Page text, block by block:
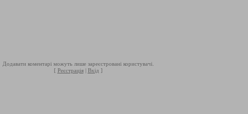
Додавати коментарі можуть лише зареєстровані користувачі.
[ Реєстрація| Вхід ]